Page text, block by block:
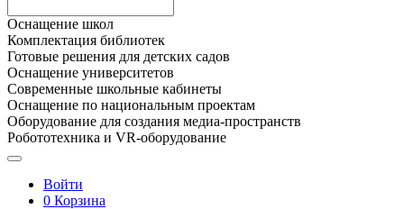
Оснащение школ
Комплектация библиотек
Готовые решения для детских садов
Оснащение университетов
Современные школьные кабинеты
Оснащение по национальным проектам
Оборудование для создания медиа-пространств
Робототехника и VR-оборудование
Войти
0 Корзина